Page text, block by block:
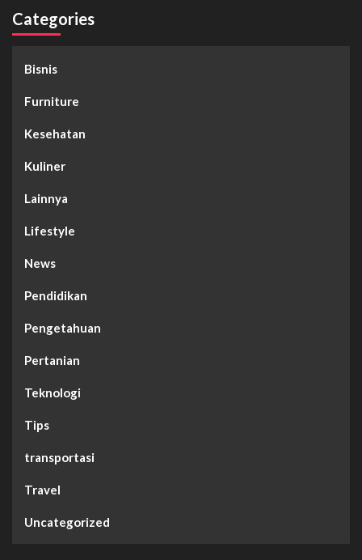
Categories
Bisnis
Furniture
Kesehatan
Kuliner
Lainnya
Lifestyle
News
Pendidikan
Pengetahuan
Pertanian
Teknologi
Tips
transportasi
Travel
Uncategorized